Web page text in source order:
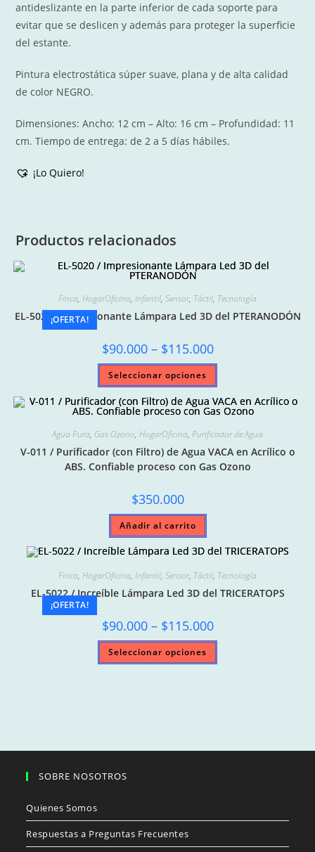
antideslizante en la parte inferior de cada soporte para
evitar que se deslicen y además para proteger la superficie
del estante.
Pintura electrostática súper suave, plana y de alta calidad
de color NEGRO.
Dimensiones: Ancho: 12 cm – Alto: 16 cm – Profundidad: 11
cm. Tiempo de entrega: de 2 a 5 días hábiles.
¡Lo Quiero!
Productos relacionados
¡OFERTA!
Finca, HogarOficina, Infantil, Sensor, Táctil, Tecnología
EL-5020 / Impresionante Lámpara Led 3D del PTERANODÓN
$90.000 – $115.000Price
range:
$90.000
$115.000
Seleccionar opciones
Este
tiene
múltiples
variantes.
Las
se
pueden
elegir
en
Agua Pura, Gas Ozono, HogarOficina, Purificador de Agua
V-011 / Purificador (con Filtro) de Agua VACA en Acrílico o
ABS. Confiable proceso con Gas Ozono
$350.000
Añadir al carrito
¡OFERTA!
Finca, HogarOficina, Infantil, Sensor, Táctil, Tecnología
EL-5022 / Increíble Lámpara Led 3D del TRICERATOPS
$90.000 – $115.000Price
range:
$90.000
$115.000
Seleccionar opciones
Este
tiene
la
SOBRE NOSOTROS
Quienes Somos
Respuestas a Preguntas Frecuentes